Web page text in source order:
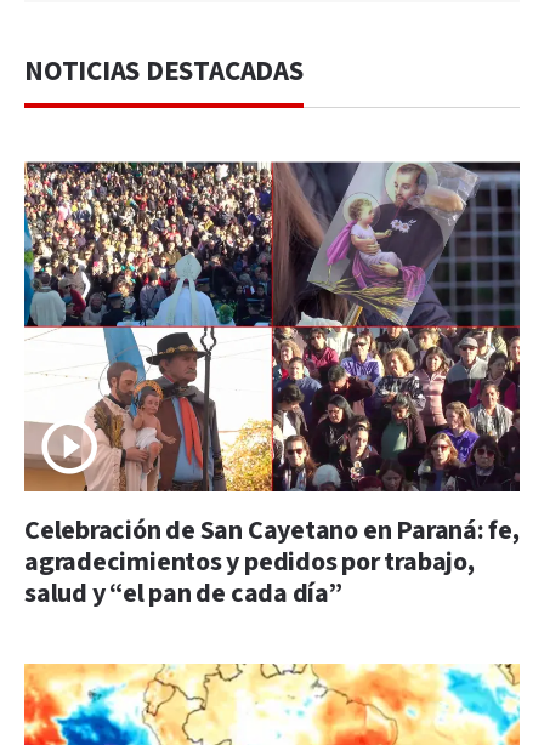
NOTICIAS DESTACADAS
Celebración de San Cayetano en Paraná: fe,
agradecimientos y pedidos por trabajo,
salud y “el pan de cada día”